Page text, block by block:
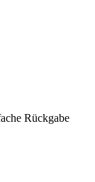
Rückgabe